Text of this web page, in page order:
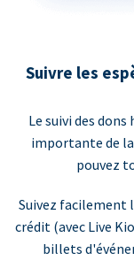
Suivre les
Le suivi des
importante de
pouvez
Suivez facilement
crédit (avec Live
billets